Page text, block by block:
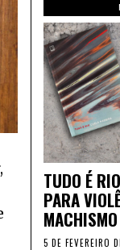
TUDO É
PARA
MACHISMO
5 DE FEVEREIRO